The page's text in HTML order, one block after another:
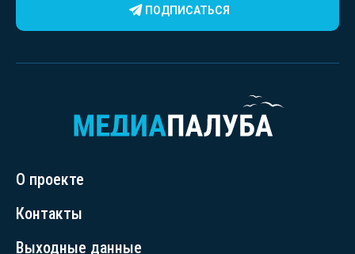
ПОДПИСАТЬСЯ
О проекте
Контакты
Выходные данные